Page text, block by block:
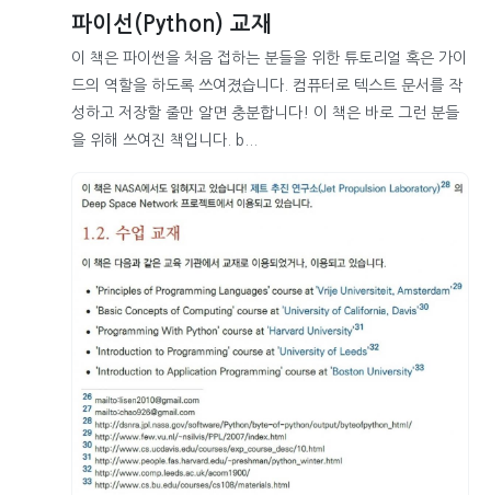
파이선(Python) 교재
이 책은 파이썬을 처음 접하는 분들을 위한 튜토리얼 혹은 가이
드의 역할을 하도록 쓰여졌습니다. 컴퓨터로 텍스트 문서를 작
성하고 저장할 줄만 알면 충분합니다! 이 책은 바로 그런 분들
을 위해 쓰여진 책입니다. b...